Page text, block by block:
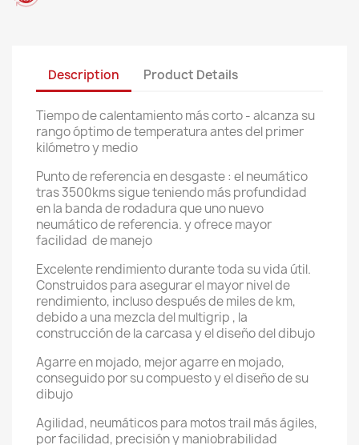
Description Product Details
Tiempo de calentamiento más corto - alcanza su
rango óptimo de temperatura antes del primer
kilómetro y medio
Punto de referencia en desgaste : el neumático
tras 3500kms sigue teniendo más profundidad
en la banda de rodadura que uno nuevo
neumático de referencia. y ofrece mayor
facilidad de manejo
Excelente rendimiento durante toda su vida útil.
Construidos para asegurar el mayor nivel de
rendimiento, incluso después de miles de km,
debido a una mezcla del multigrip , la
construcción de la carcasa y el diseño del dibujo
Agarre en mojado, mejor agarre en mojado,
conseguido por su compuesto y el diseño de su
dibujo
Agilidad, neumáticos para motos trail más ágiles,
por facilidad, precisión y maniobrabilidad